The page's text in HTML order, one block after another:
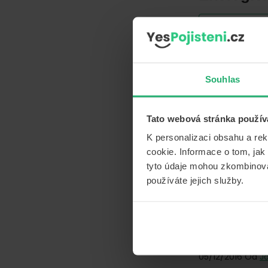
Souhlas
Tato webová stránka
K personalizaci obsahu a
cookie. Informace o tom,
tyto údaje mohou
používáte jejich služby.
21/02/2017Od
Ztráta
05/12/2016Od